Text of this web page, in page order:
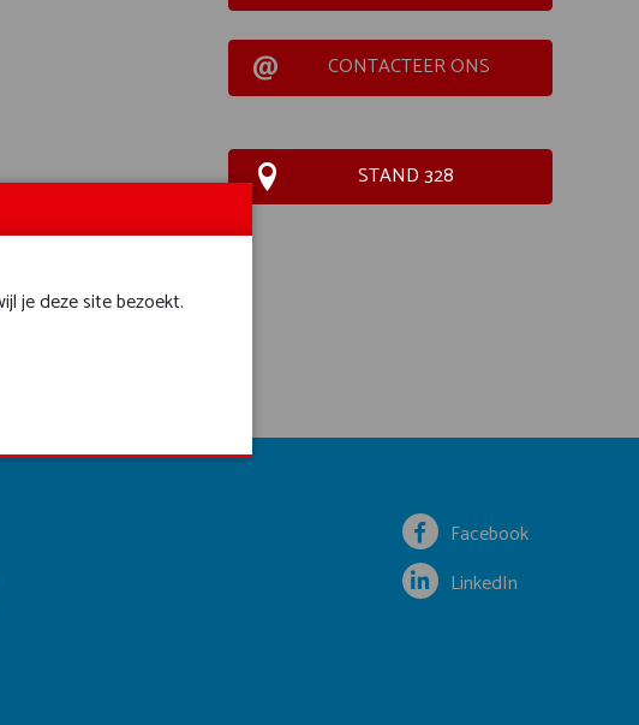
CONTACTEER ONS
STAND 328
Facebook
LinkedIn
je deze site bezoekt.